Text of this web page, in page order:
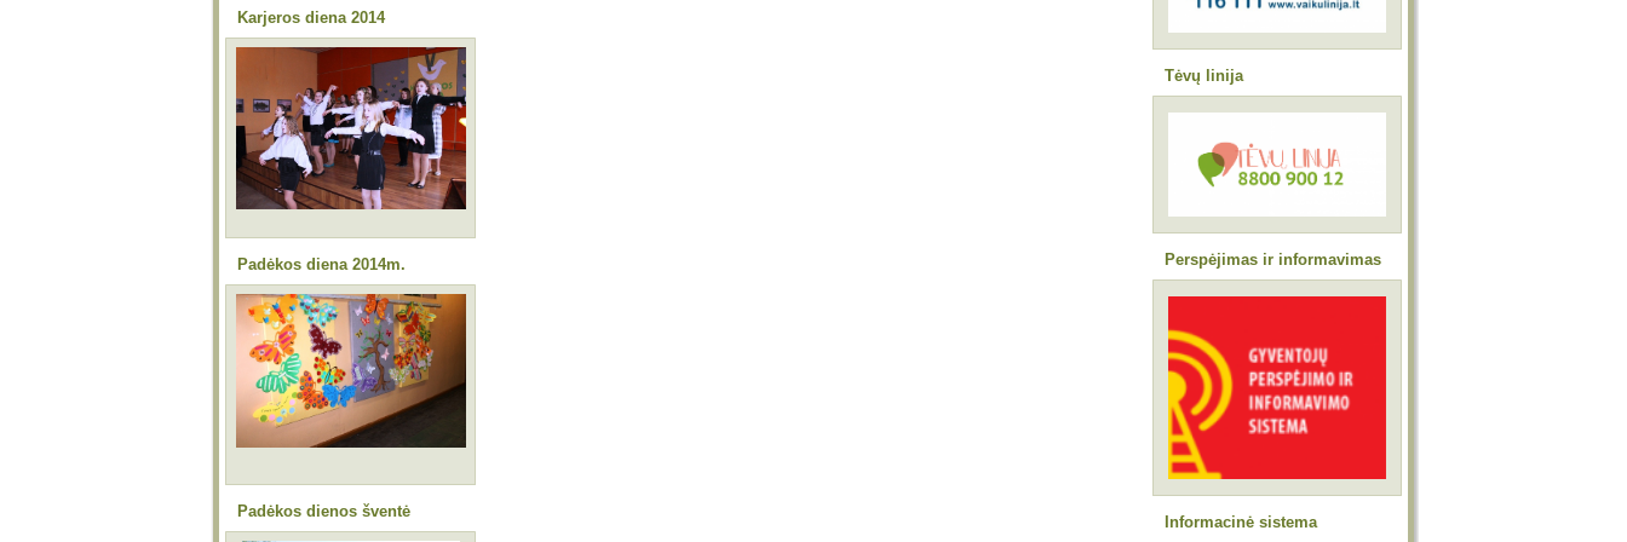
Karjeros diena 2014
Padėkos diena 2014m.
Padėkos dienos šventė
Tėvų linija
Perspėjimas ir informavimas
Informacinė sistema